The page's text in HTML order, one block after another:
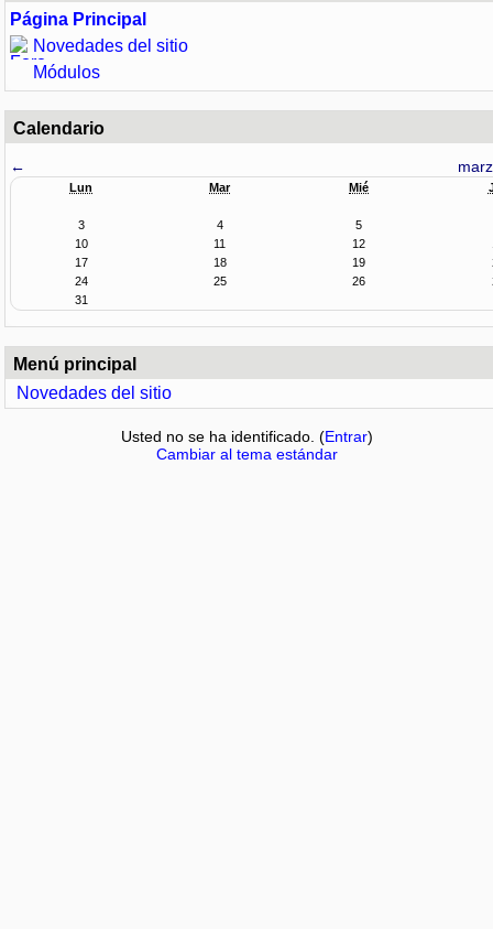
Página Principal
Novedades del sitio
Módulos
Calendario
←
Lun Mar Mié
3 4
5
10
11 12
17
18 19
24
25 26
31
Menú principal
Novedades del sitio
Usted no se ha identificado. (Entrar)
Cambiar al tema estándar